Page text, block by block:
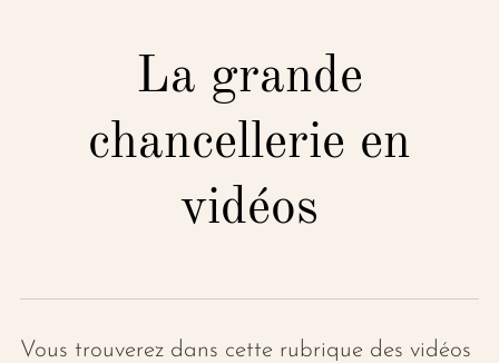
La grande
chancellerie en
vidéos
Vous trouverez dans cette rubrique des vidéos